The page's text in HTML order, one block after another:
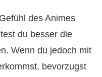
des Animes
du besser die
Wenn du jedoch mit
bevorzugst